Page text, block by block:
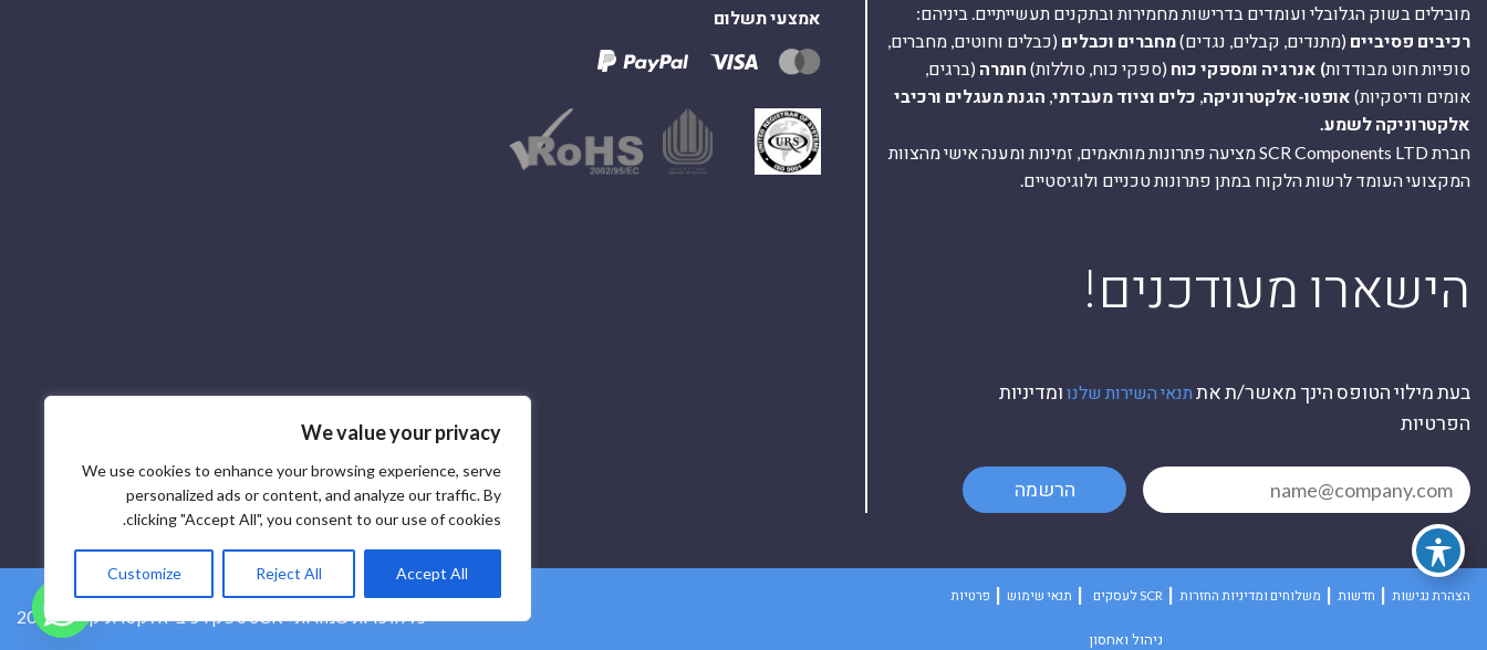
We value your privacy
We use cookies to enhance your browsing experience, serve
personalized ads or content, and analyze our traffic. By
clicking "Accept All", you consent to our use of cookies.
Customize Reject All Accept All
מובילים בשוק הגלובלי ועומדים בדרישות מחמירות ובתקנים תעשייתיים. ביניהם:
רכיבים פסיביים (מתנדים, קבלים, נגדים)מחברים וכבלים (כבלים וחוטים, מחברים,
סופיות חוט מבודדות) אנרגיה ומספקי כוח (ספקי כוח, סוללות) חומרה (ברגים,
אומים ודיסקיות) אופטו-אלקטרוניקה כלים וציוד מעבדתי הגנת מעגלים ורכיבי
אלקטרוניקה לשמע.
חברת SCR Components LTD מציעה פתרונות מותאמים, זמינות ומענה אישי מהצוות
המקצועי העומד לרשות הלקוח במתן פתרונות טכניים ולוגיסטיים.
!הישארו מעודכנים
בעת מילוי הטופס הינך מאשר/ת את תנאי השירות שלנו ומדיניות
הפרטיות
הרשמה
אמצעי תשלום
2026 © ספק רכיבי אלקטרוניקה SCR - כל הזכויות שמורות
פרטיות תנאי שימוש לעסקים SCR
ניהול ואחסון
משלוחים ומדיניות החזרות חדשות הצהרת נגישות